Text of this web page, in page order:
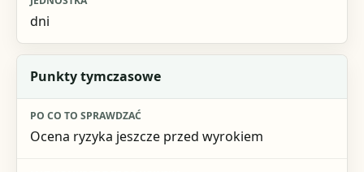
dni
Punkty tymczasowe
Ocena ryzyka jeszcze przed wyrokiem